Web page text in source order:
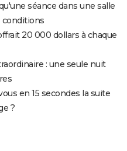
séance dans une salle
conditions
20 000 dollars à chaque
: une seule nuit
en 15 secondes la suite
?